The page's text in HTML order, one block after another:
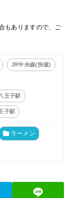
もありますので、ご
JR中央線(快速)
王子駅
子駅
ラーメン